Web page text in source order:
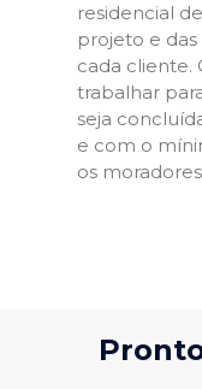
residencial
projeto e das
cada cliente.
trabalhar
seja
e com o
os